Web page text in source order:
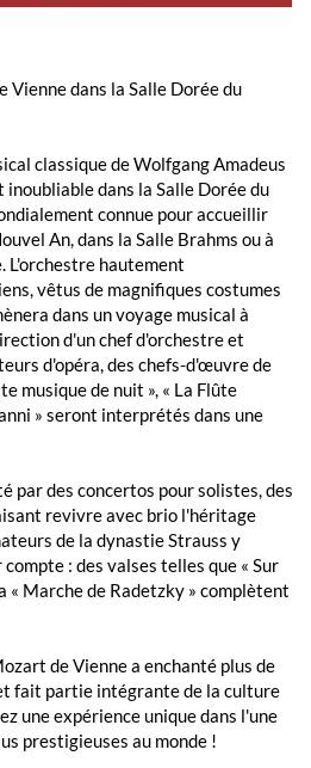
dans la Salle Dorée du
classique de Wolfgang Amadeus
dans la Salle Dorée du
connue pour accueillir
An, dans la Salle Brahms ou à
L'orchestre hautement
vêtus de magnifiques costumes
dans un voyage musical à
d'un chef d'orchestre et
d'opéra, des chefs-d'œuvre de
musique de nuit », « La Flûte
» seront interprétés dans une
par des concertos pour solistes, des
revivre avec brio l'héritage
de la dynastie Strauss y
: des valses telles que « Sur
« Marche de Radetzky » complètent
de Vienne a enchanté plus de
fait partie intégrante de la culture
une expérience unique dans l'une
prestigieuses au monde !